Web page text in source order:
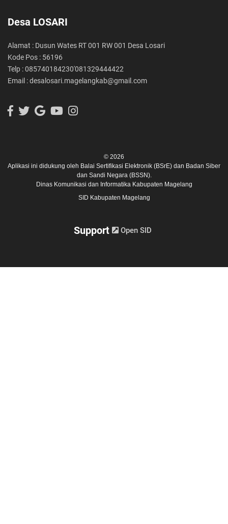
Desa LOSARI
Alamat : Dusun Wates RT 001 RW 001 Desa Losari
Kode Pos : 56196
Telp : 085740184230'081329444422
Email : desalosari.magelangkab@gmail.com
© 2026
Aplikasi ini didukung oleh Balai Sertifikasi Elektronik (BSrE) dan Badan Siber
dan Sandi Negara (BSSN).
Dinas Komunikasi dan Informatika Kabupaten Magelang
SID Kabupaten Magelang
Support Open SID